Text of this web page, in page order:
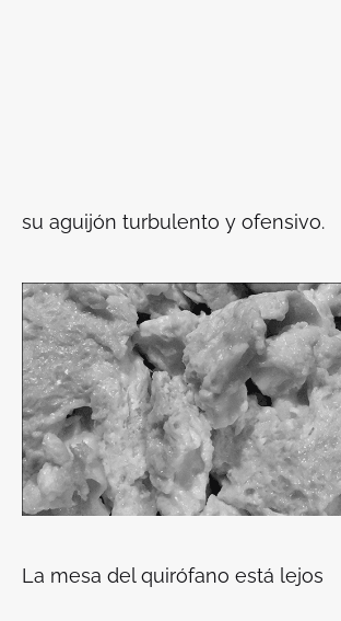
su aguijón turbulento y ofensivo.
La mesa del quirófano está lejos